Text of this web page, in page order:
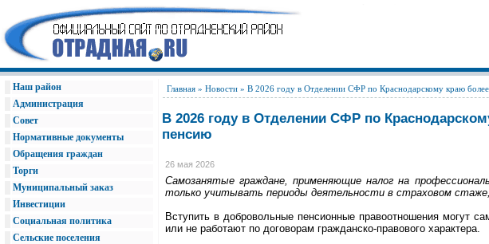
Наш район
Администрация
Совет
Нормативные документы
Обращения граждан
Торги
Муниципальный заказ
Инвестиции
Социальная политика
Сельские поселения
Главная » Новости » В 2026 году в Отделении СФР по Краснодарскому краю
В 2026 году в Отделении СФР по
пенсию
26 мая 2026
Самозанятые граждане, применяющие налог на
только учитывать периоды деятельности в страховом
Вступить в добровольные пенсионные правоотношения могут
или не работают по договорам гражданско-правового характера.